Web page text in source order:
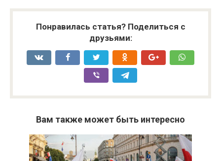
Понравилась статья? Поделиться с
друзьями:
Вам также может быть интересно